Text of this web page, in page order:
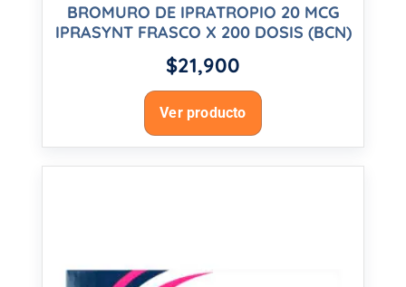
BROMURO DE IPRATROPIO 20 MCG
IPRASYNT FRASCO X 200 DOSIS (BCN)
$21,900
Ver producto